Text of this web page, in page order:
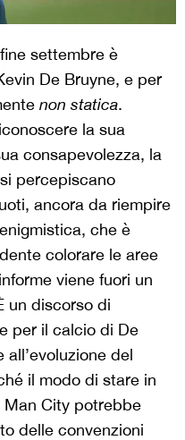
settembre è
De Bruyne, e per
non statica.
la sua
consapevolezza, la
percepiscano
ancora da riempire
che è
colorare le aree
viene fuori un
un discorso di
per il calcio di De
del
il modo di stare in
City potrebbe
delle convenzioni